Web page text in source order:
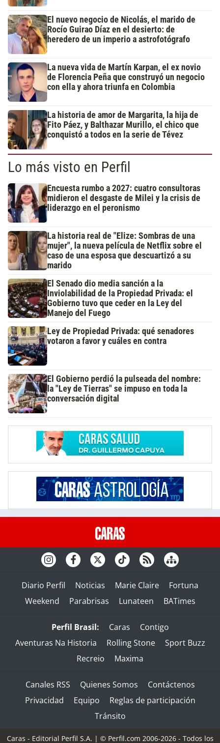
El nuevo negocio de Nicolás, el marido de
Rocío Guirao Díaz en el desierto: de
heredero de un imperio a astrofotógrafo
La nueva vida de Martín Karpan, el ex novio
de Florencia Peña que construyó un negocio
con ella y ahora triunfa en Colombia
La historia de amor de Margarita, la hija de
Fito Páez, y Balthazar Murillo, el chico que
conquistó a todos en la serie de Tévez
Lo más visto en Perfil
Encuesta rumbo a 2027: cuatro consultoras
midieron el desgaste de Milei y la crisis de
liderazgo en el peronismo
La historia real de "Elize: Sombras de una
mujer", la nueva película de Netflix sobre el
caso de una esposa que descuartizó a su
marido
El Senado dio media sanción a la
Inviolabilidad de la Propiedad Privada: el
Gobierno tuvo que ceder en la Ley del
Manejo del Fuego
Ley de Propiedad Privada: qué senadores
votaron a favor y cuáles en contra
El Gobierno perdió la pulseada del nombre:
la "Ley de Tierras" se impuso en toda la
conversación digital
Diario Perfil Noticias Marie Claire
Fortuna
Weekend
Parabrisas Lunateen BATimes
Perfil Brasil: Caras
Contigo
Aventuras Na Historia
Rolling Stone
Sport Buzz
Recreio
Maxima
Canales RSS Quienes Somos
Contáctenos
Privacidad
Equipo
Reglas de participación
Tránsito
Caras - Editorial Perfil S.A. | © Perfil.com 2006-2026 - Todos los